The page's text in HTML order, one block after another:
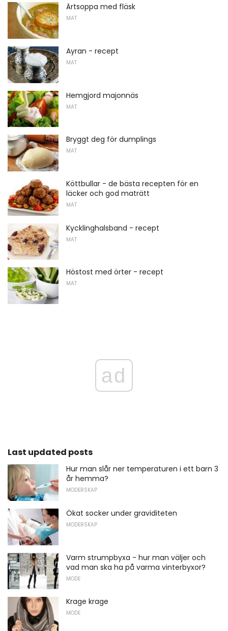
Ärtsoppa med fläsk
MAT
Ayran - recept
MAT
Hemgjord majonnäs
MAT
Bryggt deg för dumplings
MAT
Köttbullar - de bästa recepten för en
läcker och god maträtt
MAT
Kycklinghalsband - recept
MAT
Höstost med örter - recept
MAT
ad
Last updated posts
Hur man slår ner temperaturen i ett barn 3
år hemma?
MODERSKAP
Ökat socker under graviditeten
MODERSKAP
Varm strumpbyxa - hur man väljer och
vad man ska ha på varma vinterbyxor?
MODE
Krage krage
MODE